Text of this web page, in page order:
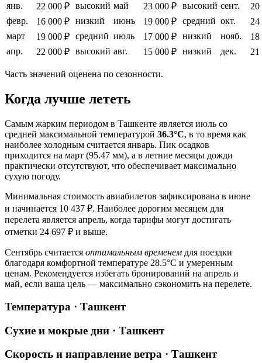
янв.
22 000 ₽ высокий май 23 000 ₽ высокий сент.
20
февр.
16 000 ₽ низкий июнь 19 000 ₽ средний окт.
24
март
19 000 ₽ средний июль 17 000 ₽ низкий нояб.
18
апр.
22 000 ₽ высокий авг. 15 000 ₽ низкий дек. 21
Часть значений оценена по сезонности.
Когда лучше лететь
Самым жарким периодом в Ташкенте является июль со
средней максимальной температурой 36.3°C, в то время как
наиболее холодным считается январь. Пик осадков
приходится на март (95.47 мм), а в летние месяцы дожди
практически отсутствуют, что обеспечивает максимально
сухую погоду.
Минимальная стоимость авиабилетов зафиксирована в июне
и начинается 10 437 ₽. Наиболее дорогим месяцем для
перелета является апрель, когда тарифы могут достигать
отметки 24 697 ₽ и выше.
Сентябрь считается оптимальным временем для поездки
благодаря комфортной температуре 28.5°C и умеренным
ценам. Рекомендуется избегать бронирований на апрель и
май, если ваша цель — максимально сэкономить на перелете.
Температура · Ташкент
Сухие и мокрые дни · Ташкент
Скорость и направление ветра · Ташкент